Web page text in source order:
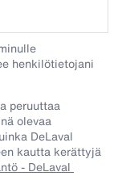
henkilötietojani
peruuttaa
olevaa
DeLaval
kautta kerättyjä
- DeLaval